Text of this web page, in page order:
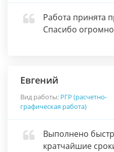
Работа принята
Спасибо
Евгений
Вид работы: РГР (расчетно-
графическая работа)
Выполнено
кратчайшие